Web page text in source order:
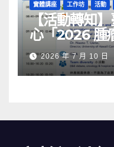
實體講座 工作坊 活動
【活動轉知
心「2026 腫
2026 年 7 月 10 日